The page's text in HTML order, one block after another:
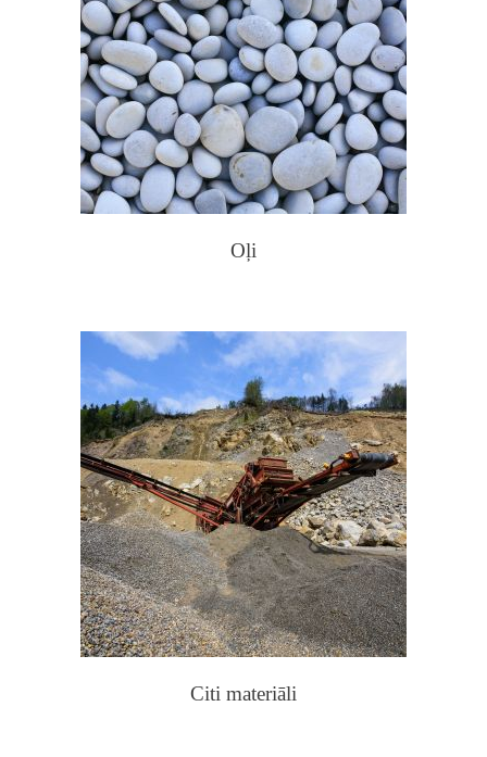
Oļi
Citi materiāli